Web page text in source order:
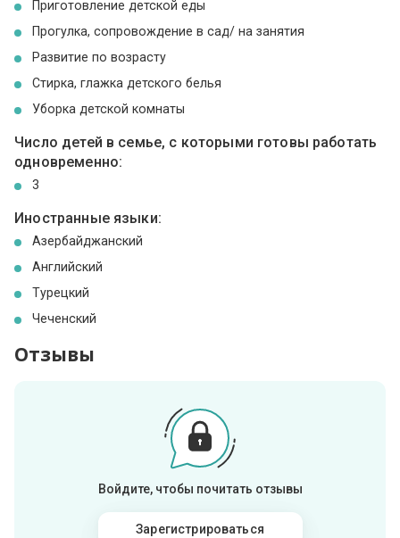
Приготовление детской еды
Прогулка, сопровождение в сад/ на занятия
Развитие по возрасту
Стирка, глажка детского белья
Уборка детской комнаты
Число детей в семье, с которыми готовы работать
одновременно:
3
Иностранные языки:
Азербайджанский
Английский
Турецкий
Чеченский
Отзывы
Войдите, чтобы почитать отзывы
Зарегистрироваться